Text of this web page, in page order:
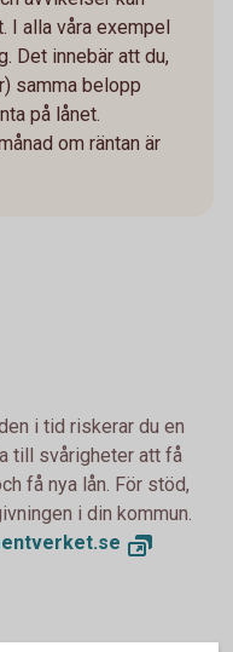
I alla våra exempel
Det innebär att du,
samma belopp
på lånet.
om räntan är
i tid riskerar du en
till svårigheter att få
få nya lån. För stöd,
i din kommun.